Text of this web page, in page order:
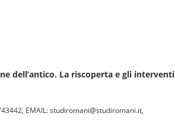
dell’antico. La riscoperta e gli interventi
EMAIL: studiromani@studiromani.it,